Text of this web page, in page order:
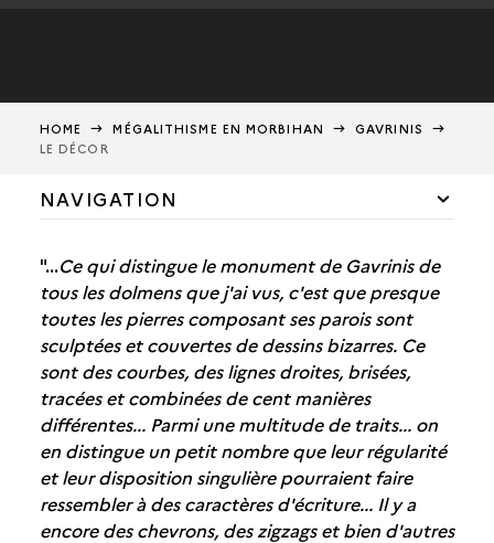
HOME MÉGALITHISME EN MORBIHAN
GAVRINIS
LE DÉCOR
NAVIGATION
HISTORIQUE
L’ARCHITECTURE EXTÉRIEURE
L’ARCHITECTURE INTÉRIEURE
LE DÉCOR
UN DÉCOR OMNIPRÉSENT
UN DÉCOR ORGANISÉ
ESSAI D’INTERPRÉTATION
"...Ce qui distingue le monument de Gavrinis de
tous les dolmens que j'ai vus, c'est que presque
toutes les pierres composant ses parois sont
sculptées et couvertes de dessins bizarres. Ce
sont des courbes, des lignes droites, brisées,
tracées et combinées de cent manières
différentes... Parmi une multitude de traits... on
en distingue un petit nombre que leur régularité
et leur disposition singulière pourraient faire
ressembler à des caractères d'écriture... Il y a
encore des chevrons, des zigzags et bien d'autres